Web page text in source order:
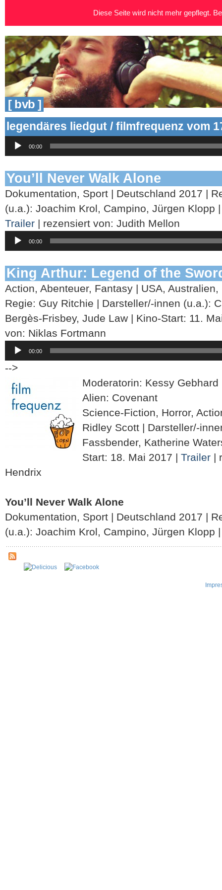
[ bvb ]
legendäres liedgut / filmfrequenz vom
Player
00:00
You’ll Never Walk Alone
Dokumentation, Sport | Deutschland 2017 |
(u.a.): Joachim Krol, Campino, Jürgen Klopp
Trailer | rezensiert von: Judith Mellon
Player
00:00
King Arthur: Legend of the
Action, Abenteuer, Fantasy | USA,
Regie: Guy Ritchie | Darsteller/-innen (u.a.):
Bergès-Frisbey, Jude Law | Kino-Start: 11.
von: Niklas Fortmann
Player
00:00
-->
Moderatorin: Kessy Gebhard
Alien: Covenant
Science-Fiction, Horror,
Ridley Scott | Darsteller/-
Fassbender, Katherine
Start: 18. Mai 2017 | Trailer |
Hendrix
You’ll Never Walk Alone
Dokumentation, Sport | Deutschland 2017 |
(u.a.): Joachim Krol, Campino, Jürgen
Diese Seite wird nicht mehr gepflegt.